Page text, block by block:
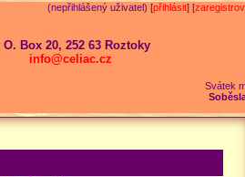
(nepřihlášený uživatel) [přihlásit] [
Svátek
O. Box 20, 252 63 Roztoky
info@celiac.cz